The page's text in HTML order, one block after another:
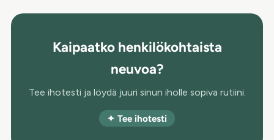
Kaipaatko henkilökohtaista
neuvoa?
Tee ihotesti ja löydä juuri sinun iholle sopiva rutiini.
✦ Tee ihotesti